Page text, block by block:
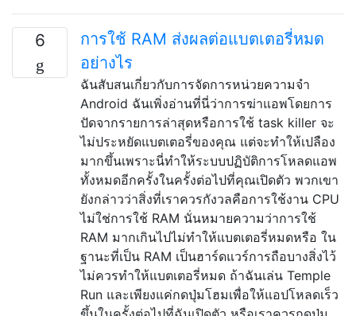
6
การใช้ RAM ส่งผลต่อแบตเตอรี่หมด
อย่างไร
ฉันสับสนเกี่ยวกับการจัดการหน่วยความจำ
Android ฉันเพิ่งอ่านที่นี่ว่าการฆ่าแอพโดยการ
ปัดจากรายการล่าสุดหรือการใช้ task killer จะ
ไม่ประหยัดแบตเตอรี่ของคุณ แต่จะทำให้เปลือง
มากขึ้นเพราะนี่ทำให้ระบบปฏิบัติการโหลดแอพ
ทั้งหมดอีกครั้งในครั้งต่อไปที่คุณเปิดตัว พวกเขา
ยังกล่าวว่าสิ่งที่เราควรกังวลคือการใช้งาน CPU
ไม่ใช่การใช้ RAM นั่นหมายความว่าการใช้
RAM มากเกินไปไม่ทำให้แบตเตอรี่หมดหรือ ใน
ฐานะที่เป็น RAM เป็นฮาร์ดแวร์การถือบางสิ่งไว้
ไม่ควรทำให้แบตเตอรี่หมด ถ้าฉันเล่น Temple
Run และเพียงแค่กดปุ่มโฮมเพื่อให้แอปโหลดเร็ว